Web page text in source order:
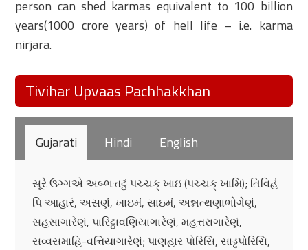
person can shed karmas equivalent to 100 billion
years(1000 crore years) of hell life – i.e. karma
nirjara.
Tivihar Upvaas Pachhakkhan
Gujarati Hindi English
સૂરે ઉગ્ગએ અબ્ભત્તટ્ઠં પચ્ચક્ ખાઇ (પચ્ચક્ ખામિ); તિવિહં
પિ આહારં, અસણં, ખાઇમં, સાઇમં, અન્નત્થણાભોગેણં,
સહસાગારેણં, પારિટ્ઠાવણિયાગારેણં, મહત્તરાગારેણં,
સવ્વસમાહિ-વત્તિયાગારેણં; પાણહાર પોરિસિ, સાડ્ઢપોરિસિ,